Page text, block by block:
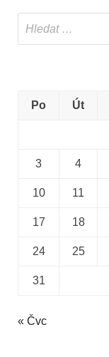
Po
Út
3 4
10 11
17 18
24 25
31
« Čvc